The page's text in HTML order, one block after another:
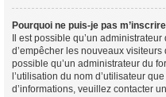
Pourquoi ne puis-je pas
Il est possible qu’un
d’empêcher les nouveaux
possible qu’un administrateur du
l’utilisation du nom d’utilisateur
d’informations, veuillez contacter